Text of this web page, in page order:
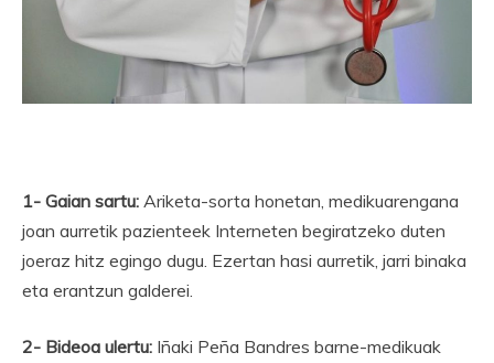
1- Gaian sartu: Ariketa-sorta honetan, medikuarengana
joan aurretik pazienteek Interneten begiratzeko duten
joeraz hitz egingo dugu. Ezertan hasi aurretik, jarri binaka
eta erantzun galderei.
2- Bideoa ulertu: Iñaki Peña Bandres barne-medikuak